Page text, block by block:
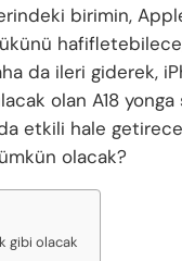
birimin,
da ileri giderek,
olan A18
etkili hale
olacak?
gibi olacak